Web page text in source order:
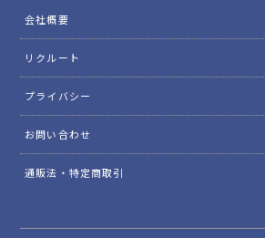
会社概要
リクルート
プライバシー
お問い合わせ
通販法・特定商取引